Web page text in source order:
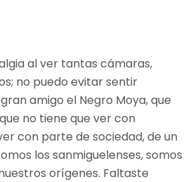
al ver tantas cámaras,
no puedo evitar sentir
amigo el Negro Moya, que
no tiene que ver con
con parte de sociedad, de un
los sanmiguelenses, somos
orígenes. Faltaste